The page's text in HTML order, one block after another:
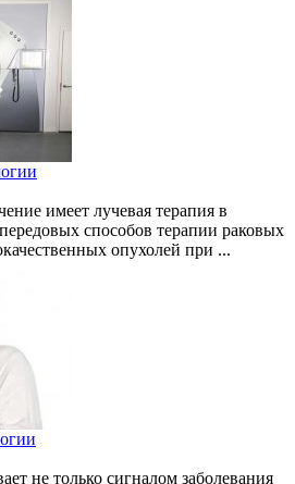
имеет лучевая терапия в
способов терапии раковых
опухолей при ...
не только сигналом заболевания